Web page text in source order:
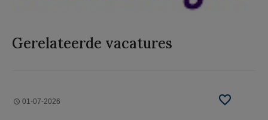
Gerelateerde vacatures
01-07-2026